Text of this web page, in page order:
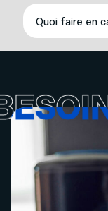
Quoi faire en